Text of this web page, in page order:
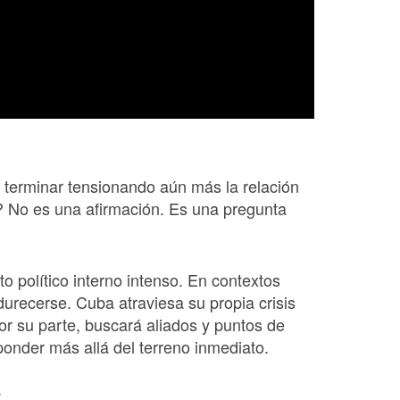
tensionando aún más la relación
es una afirmación. Es una pregunta
político interno intenso. En contextos
Cuba atraviesa su propia crisis
su parte, buscará aliados y puntos de
más allá del terreno inmediato.